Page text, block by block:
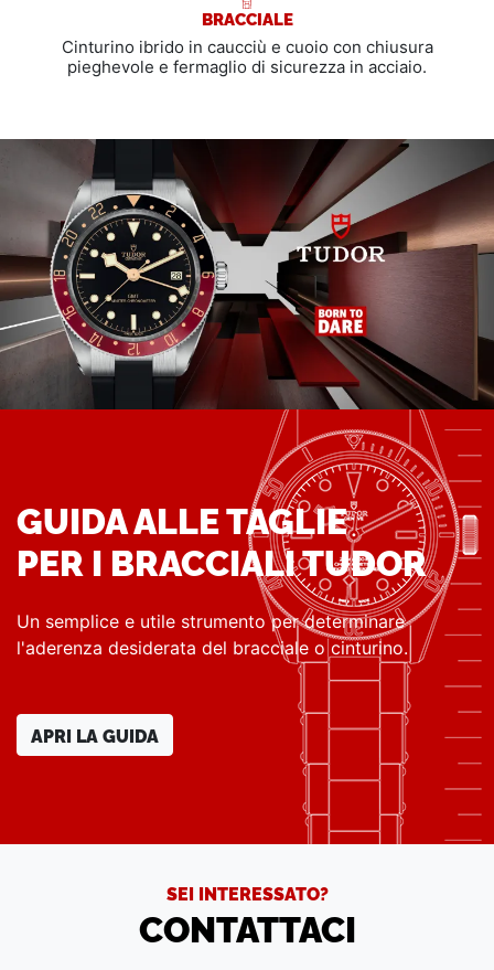
BRACCIALE
Cinturino ibrido in caucciù e cuoio con chiusura
pieghevole e fermaglio di sicurezza in acciaio.
GUIDA ALLE TAGLIE
PER I BRACCIALI TUDOR
Un semplice e utile strumento per determinare
l'aderenza desiderata del bracciale o cinturino.
APRI LA GUIDA
SEI INTERESSATO?
CONTATTACI